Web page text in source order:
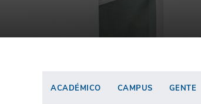
ACADÉMICO CAMPUS GENTE